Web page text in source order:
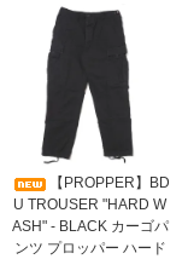
【PROPPER】BD
U TROUSER "HARD W
ASH" - BLACK カーゴパ
ンツ プロッパー ハード